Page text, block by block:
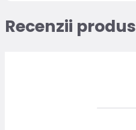
Recenzii produs